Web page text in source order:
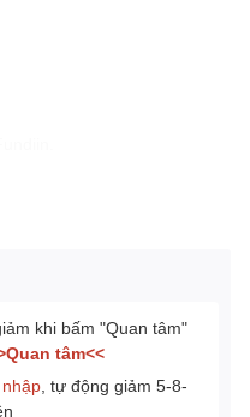
khi bấm "Quan tâm"
tâm<<
, tự động giảm 5-8-